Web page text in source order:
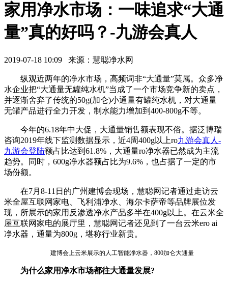
家用净水市场：一味追求“大通
量”真的好吗？-九游会真人
2019-07-18 10:09 来源：慧聪净水网
纵观近两年的净水市场，高频词非“大通量”莫属。众多净
水企业把“大通量无罐纯水机”当成了一个市场竞争新的卖点，
并逐渐舍弃了传统的50g(加仑)小通量有罐纯水机，对大通量
无罐产品进行全力开发，制水能力增加到400-800g不等。
今年的6.18年中大促，大通量销售额表现不俗。据泛博瑞
咨询2019年线下监测数据显示，近4周400g以上ro九游会真人-
九游会登陆额占比达到61.8%，大通量ro净水器已然成为主流
趋势。同时，600g净水器额占比为9.6%，也占据了一定的市
场份额。
在7月8-11日的广州建博会现场，慧聪网记者通过走访云
米全屋互联网家电、飞利浦净水、海尔卡萨帝等品牌展位发
现，所展示的家用反渗透净水产品多半在400g以上。在云米全
屋互联网家电的展厅里，慧聪网记者还见到了一台云米ero ai
净水器，通量为800g，堪称行业新贵。
建博会上云米展示的人工智能净水器，800加仑大通量
为什么家用净水市场都往大通量发展?